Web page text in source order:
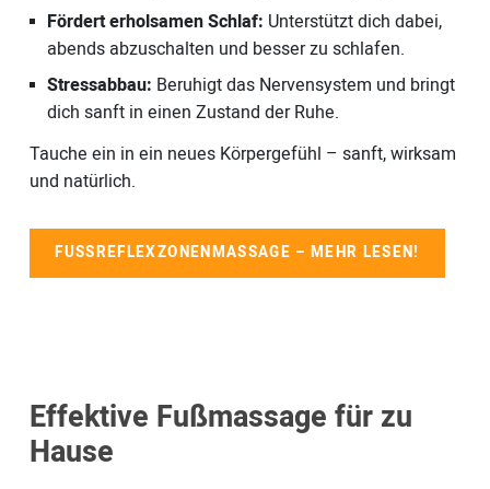
Fördert erholsamen Schlaf: Unterstützt dich dabei,
abends abzuschalten und besser zu schlafen.
Stressabbau: Beruhigt das Nervensystem und bringt
dich sanft in einen Zustand der Ruhe.
Tauche ein in ein neues Körpergefühl – sanft, wirksam
und natürlich.
FUSSREFLEXZONENMASSAGE – MEHR LESEN!
Effektive Fußmassage für zu
Hause